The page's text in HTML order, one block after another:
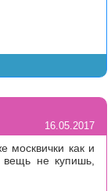
16.05.2017
москвички как и
не купишь,